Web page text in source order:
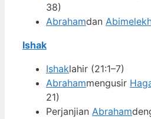
38)
Abrahamdan
Ishak
Ishaklahir (21:1–7)
Abrahammengusir
21)
Perjanjian Abraham